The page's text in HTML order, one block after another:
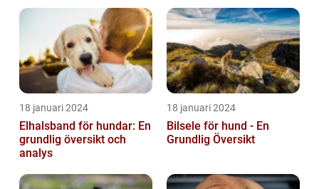
18 januari 2024
Elhalsband för hundar: En
grundlig översikt och
analys
18 januari 2024
Bilsele för hund - En
Grundlig Översikt